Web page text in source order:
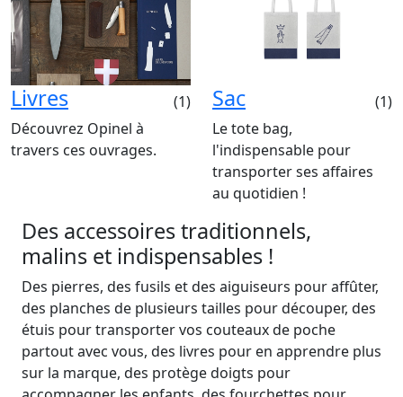
Livres
(1)
Découvrez Opinel à
travers ces ouvrages.
Sac
(1)
Le tote bag,
l'indispensable pour
transporter ses affaires
au quotidien !
Des accessoires traditionnels,
malins et indispensables !
Des pierres, des fusils et des aiguiseurs pour affûter,
des planches de plusieurs tailles pour découper, des
étuis pour transporter vos couteaux de poche
partout avec vous, des livres pour en apprendre plus
sur la marque, des protège doigts pour